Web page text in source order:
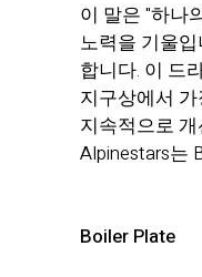
이 말은 "하나
노력을 기울
합니다. 이 드
지구상에서
지속적으로
Alpinestars는
Boiler Plate